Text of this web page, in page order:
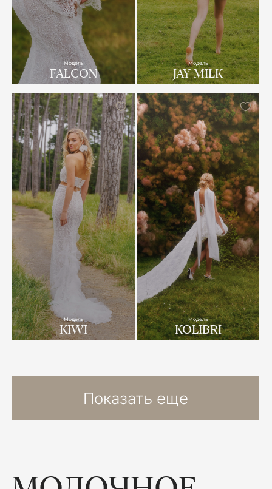
Модель
FALCON
Модель
JAY MILK
Модель
KIWI
Модель
KOLIBRI
Показать еще